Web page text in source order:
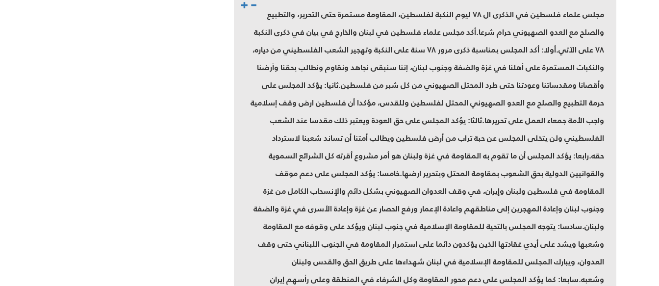
مجلس علماء فلسطين في الذكرى ال ٧٨ ليوم النكبة لفلسطين، المقاومة مستمرة حتى التحرير، والتطبيع
والصلح مع العدو الصهيوني حرام شرعا.أكد مجلس علماء فلسطين في لبنان والخارج في بيان في ذكرى النكبة
٧٨ على الآتي.أولا: أكد المجلس بمناسبة ذكرى مرور ٧٨ سنة على النكبة وتهجير الشعب الفلسطيني من دياره،
والنكبات المستمرة على أهلنا في غزة والضفة وجنوب لبنان، إننا سنبقى نجاهد ونقاوم ونطالب بحقنا وأرضنا
وأقصانا ومقدساتنا وعودتنا حتى طرد المحتل الصهيوني من كل شبر من فلسطين.ثانيا: يؤكد المجلس على
حرمة التطبيع والصلح مع العدو الصهيوني المحتل لفلسطين وللقدس، مؤكدا أن فلسطين ارض وقف إسلامية
واجب الأمة جمعاء العمل على تحريرها.ثالثا: يؤكد المجلس على حق العودة ويعتبر ذلك مقدسا عند الشعب
الفلسطيني ولن يتخلى المجلس عن حبة تراب من أرض فلسطين ويطالب أمتنا أن تساند شعبنا لاسترداد
حقه.رابعا: يؤكد المجلس أن ما تقوم به المقاومة في غزة ولبنان هو أمر مشروع أقرته كل الشرائع السموية
والقوانيين الدولية بحق الشعوب بمقاومة المحتل وبتحرير ارضها.خامسا: يؤكد المجلس على دعم موقف
المقاومة في فلسطين ولبنان وإيران، في وقف العدوان الصهيوني بشكل دائم والإنسحاب الكامل من غزة
وجنوب لبنان وإعادة المهجرين إلى مناطقهم واعادة الإعمار ورفع الحصار عن غزة وإعادة الأسرى في غزة والضفة
ولبنان.سادسا: يتوجه المجلس بالتحية للمقاومة الإسلامية في جنوب لبنان ويؤكد على وقوفه مع المقاومة
وشعبها ويشد على أيدي غقادتها الذين يؤكدون دائما على استمرار المقاومة في الجنوب اللبناني حتى وقف
العدوان، ويبارك المجلس للمقاومة الإسلامية في لبنان شهداءها على طريق الحق والقدس ولبنان
وشعبه.سابعا: كما يؤكد المجلس على دعم محور المقاومة وكل الشرفاء في المنطقة وعلى رأسهم إيران